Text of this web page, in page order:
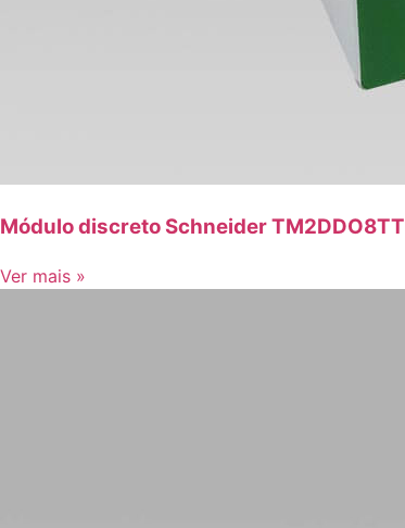
Módulo discreto Schneider TM2DDO8TT
Ver mais »